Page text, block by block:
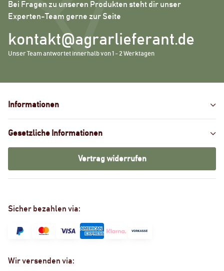
Bei Fragen zu unseren Produkten steht dir unser
Experten-Team gerne zur Seite
kontakt@agrarlieferant.de
Unser Team antwortet innerhalb von 1 - 2 Werktagen
Informationen
Gesetzliche Informationen
Vertrag widerrufen
Sicher bezahlen via:
Wir versenden via: